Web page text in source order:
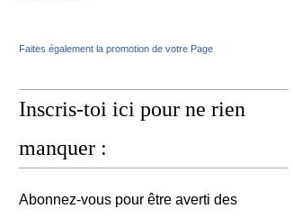
Faites également la promotion de votre Page
Inscris-toi ici pour ne rien
manquer :
Abonnez-vous pour être averti des